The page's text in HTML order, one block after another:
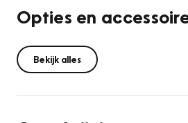
Opties en
Bekijk alles